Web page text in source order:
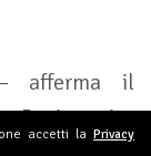
afferma il
Busignani –
accetti la Privacy